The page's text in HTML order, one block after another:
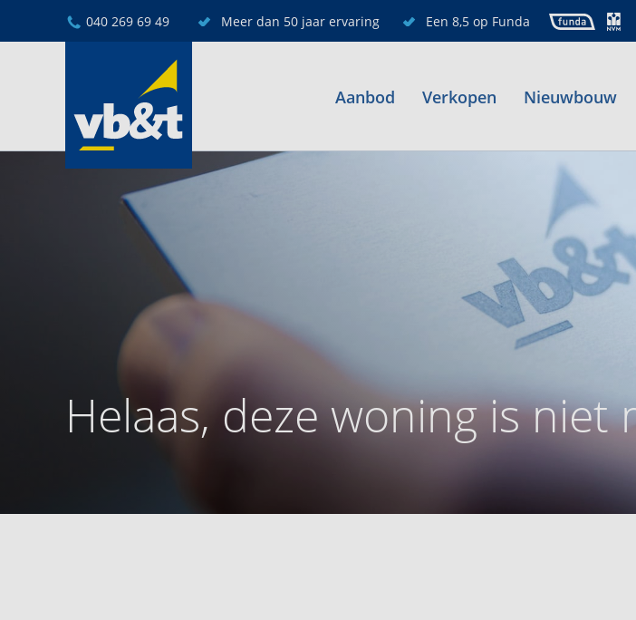
040 269 69 49 Meer dan 50 jaar ervaring Een 8,5 op Funda
Aanbod Verkopen Nieuwbouw
Helaas, deze woning is niet